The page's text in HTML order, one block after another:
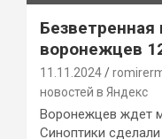
воронежцев
11.11.2024
новостей в Яндекс
Воронежцев ждет
Синоптики